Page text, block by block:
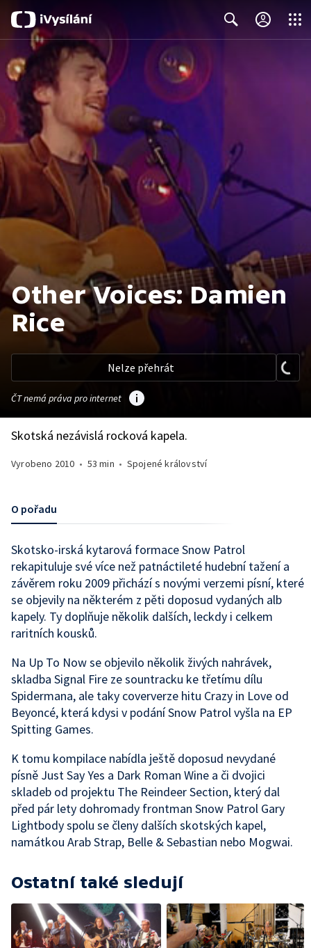
Other Voices: Damien
Rice
Nelze přehrát
ČT nemá práva pro internet
Skotská nezávislá rocková kapela.
Vyrobeno 2010 • 53 min • Spojené království
O pořadu
Skotsko-irská kytarová formace Snow Patrol
rekapituluje své více než patnáctileté hudební tažení a
závěrem roku 2009 přichází s novými verzemi písní, které
se objevily na některém z pěti doposud vydaných alb
kapely. Ty doplňuje několik dalších, leckdy i celkem
raritních kousků.
Na Up To Now se objevilo několik živých nahrávek,
skladba Signal Fire ze sountracku ke třetímu dílu
Spidermana, ale taky coververze hitu Crazy in Love od
Beyoncé, která kdysi v podání Snow Patrol vyšla na EP
Spitting Games.
K tomu kompilace nabídla ještě doposud nevydané
písně Just Say Yes a Dark Roman Wine a či dvojici
skladeb od projektu The Reindeer Section, který dal
před pár lety dohromady frontman Snow Patrol Gary
Lightbody spolu se členy dalších skotských kapel,
namátkou Arab Strap, Belle & Sebastian nebo Mogwai.
Ostatní také sledují